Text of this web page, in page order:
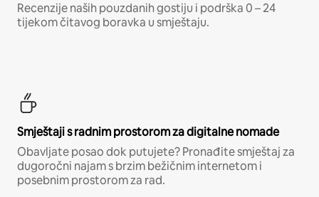
Recenzije naših pouzdanih gostiju i podrška 0 – 24
tijekom čitavog boravka u smještaju.
Smještaji s radnim prostorom za digitalne nomade
Obavljate posao dok putujete? Pronađite smještaj za
dugoročni najam s brzim bežičnim internetom i
posebnim prostorom za rad.